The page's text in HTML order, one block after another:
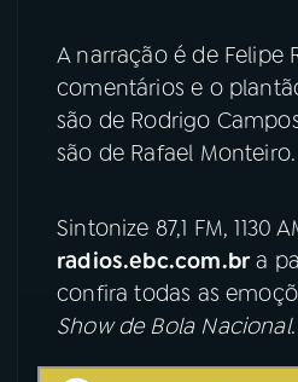
A narração é de Felipe
comentários e o
são de Rodrigo
são de Rafael Monteiro.
Sintonize 87,1 FM, 1130
radios.ebc.com.bra
confira todas as
Show de Bola Nacional.